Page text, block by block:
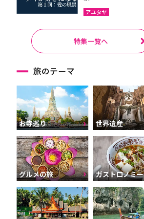
アユタヤ
特集一覧へ
旅のテーマ
お寺巡り 世界遺産
グルメの旅 ガストロノミー